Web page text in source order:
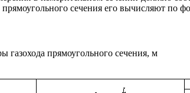
прямоугольного сечения его вычисляют по
газохода прямоугольного сечения, м